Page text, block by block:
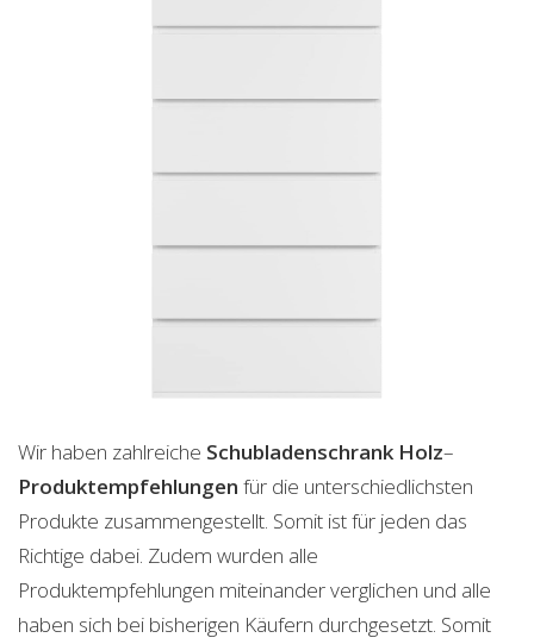
Wir haben zahlreiche Schubladenschrank Holz–
Produktempfehlungen für die unterschiedlichsten
Produkte zusammengestellt. Somit ist für jeden das
Richtige dabei. Zudem wurden alle
Produktempfehlungen miteinander verglichen und alle
haben sich bei bisherigen Käufern durchgesetzt. Somit